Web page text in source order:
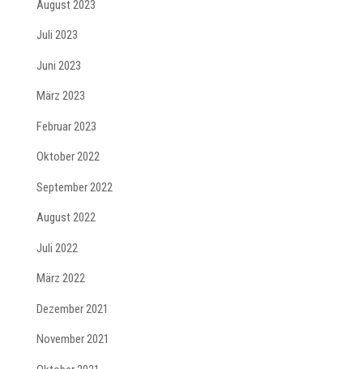
August 2023
Juli 2023
Juni 2023
März 2023
Februar 2023
Oktober 2022
September 2022
August 2022
Juli 2022
März 2022
Dezember 2021
November 2021